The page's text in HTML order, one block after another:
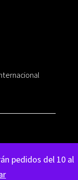
pedidos del 10 al